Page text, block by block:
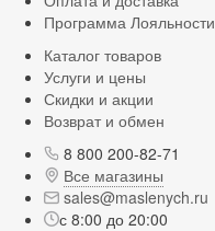
Программа Лояльности
Каталог товаров
Услуги и цены
Скидки и акции
Возврат и обмен
8 800 200-82-71
Все магазины
sales@maslenych.ru
с 8:00 до 20:00